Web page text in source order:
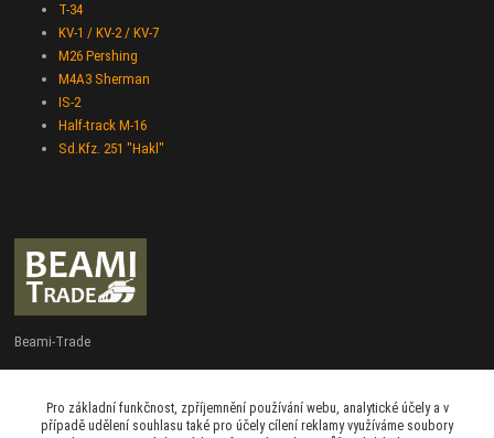
T-34
KV-1 / KV-2 / KV-7
M26 Pershing
M4A3 Sherman
IS-2
Half-track M-16
Sd.Kfz. 251 "Hakl"
Beami-Trade
+420 775 427 778
Po - Pá 9:00 - 16:00
Pro základní funkčnost, zpříjemnění používání webu, analytické účely a v
případě udělení souhlasu také pro účely cílení reklamy využíváme soubory